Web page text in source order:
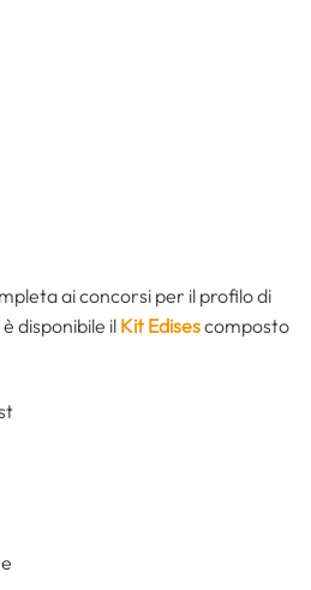
ai concorsi per il profilo di
disponibile il Kit Edisescomposto